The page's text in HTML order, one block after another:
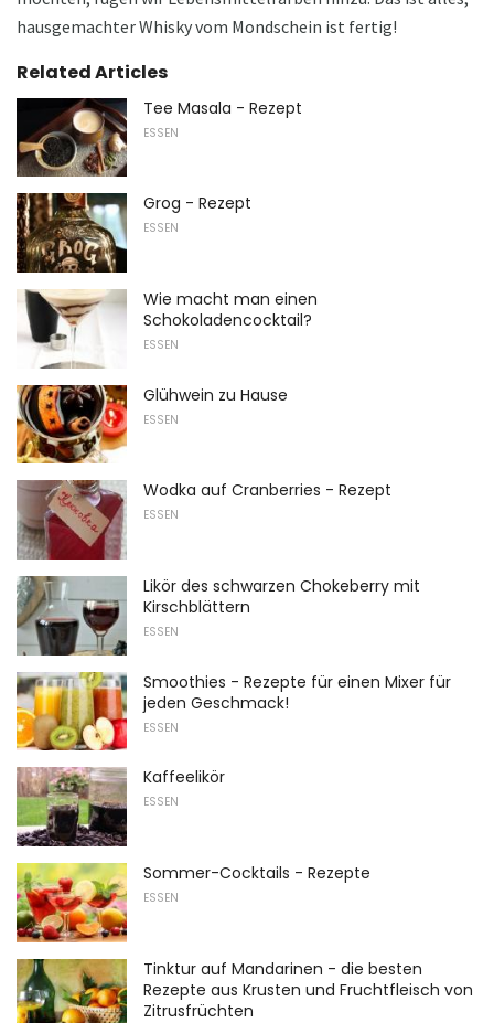
hausgemachter Whisky vom Mondschein ist fertig!
Related Articles
Tee Masala - Rezept
ESSEN
Grog - Rezept
ESSEN
Wie macht man einen
Schokoladencocktail?
ESSEN
Glühwein zu Hause
ESSEN
Wodka auf Cranberries - Rezept
ESSEN
Likör des schwarzen Chokeberry mit
Kirschblättern
ESSEN
Smoothies - Rezepte für einen Mixer für
jeden Geschmack!
ESSEN
Kaffeelikör
ESSEN
Sommer-Cocktails - Rezepte
ESSEN
Tinktur auf Mandarinen - die besten
Rezepte aus Krusten und Fruchtfleisch von
Zitrusfrüchten